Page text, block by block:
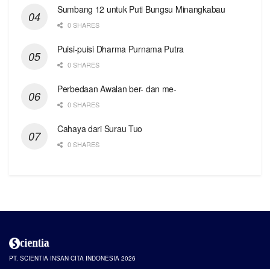
Sumbang 12 untuk Puti Bungsu Minangkabau
0 SHARES
Puisi-puisi Dharma Purnama Putra
0 SHARES
Perbedaan Awalan ber- dan me-
0 SHARES
Cahaya dari Surau Tuo
0 SHARES
PT. SCIENTIA INSAN CITA INDONESIA 2026